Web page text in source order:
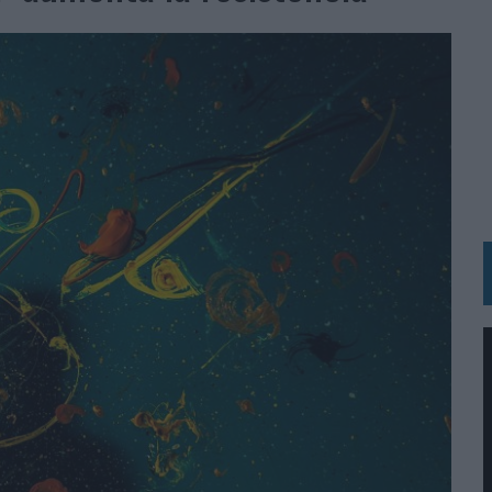
A PRUEBA LA CREATIVIDAD DE LAS MARCAS
LA INFANCIA EN SU ESTRATEGIA
EN VERANO Y SUPERA AL MÓVIL COMO DISPOSITIVO MÁS UTILIZADO
COMERCIAL GLOBAL
INSPIRADA EN CORNETTO, CALIPPO Y SOLERO
EL PATRIMONIO HISTÓRICO EN ACTIVOS CULTURALES Y ECONÓMICOS
GESTIÓN DE SUS RELACIONES CON LOS MEDIOS
EN SU ÚLTIMA CAMPAÑA INTERNACIONAL
DE MARCA A LARGO PLAZO Y LA MEDICIÓN SON DOS CARAS DE LA MISMA
& RESORTS